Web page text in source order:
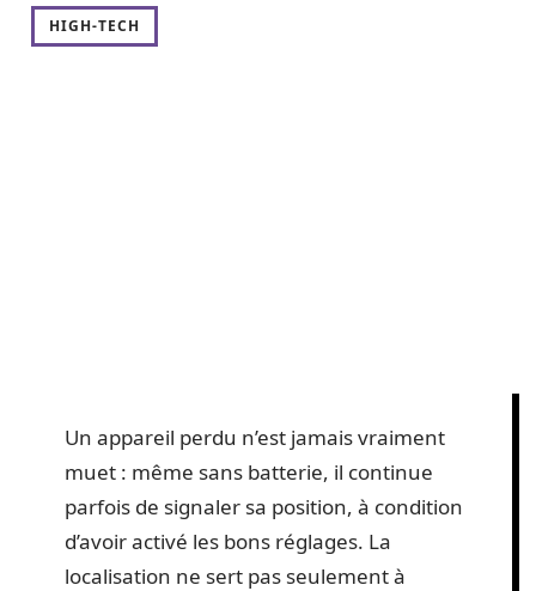
HIGH-TECH
Un appareil perdu n’est jamais vraiment
muet : même sans batterie, il continue
parfois de signaler sa position, à condition
d’avoir activé les bons réglages. La
localisation ne sert pas seulement à